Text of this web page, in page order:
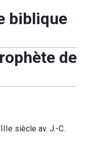
biblique
de
siècle av. J.-C.